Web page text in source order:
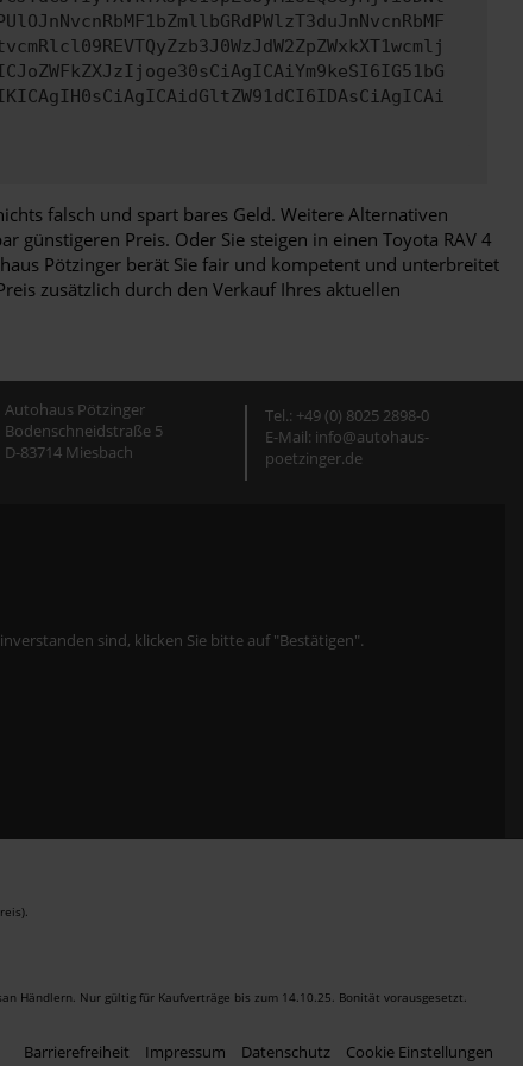
falsch und spart bares Geld. Weitere Alternativen
günstigeren Preis. Oder Sie steigen in einen Toyota RAV 4
Pötzinger berät Sie fair und kompetent und unterbreitet
zusätzlich durch den Verkauf Ihres aktuellen
Autohaus Pötzinger
Bodenschneidstraße 5
D-83714 Miesbach
Tel.: +49 (0) 8025 2898-0
E-Mail: info@autohaus-
poetzinger.de
sind, klicken Sie bitte auf "Bestätigen".
Händlern. Nur gültig für Kaufverträge bis zum 14.10.25. Bonität vorausgesetzt.
Barrierefreiheit Impressum Datenschutz Cookie Einstellungen